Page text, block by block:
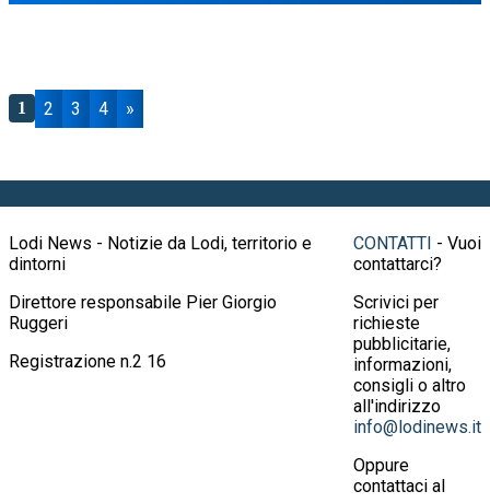
1 2 3 4 »
Lodi News - Notizie da Lodi, territorio e
dintorni
Direttore responsabile Pier Giorgio
Ruggeri
Registrazione n.2 16
CONTATTI - Vuoi
contattarci?
Scrivici per
richieste
pubblicitarie,
informazioni,
consigli o altro
all'indirizzo
info@lodinews.it
Oppure
contattaci al